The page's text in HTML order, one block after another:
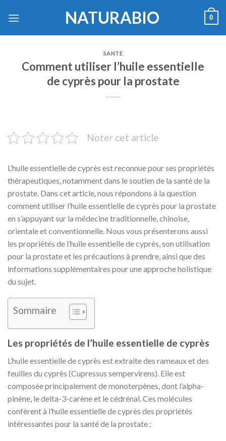
NATURABIO 0
SANTE
Comment utiliser l’huile essentielle
de cyprès pour la prostate
Noter cet article
L’huile essentielle de cyprès est reconnue pour ses propriétés
thérapeutiques, notamment dans le soutien de la santé de la
prostate. Dans cet article, nous répondons à la question
comment utiliser l’huile essentielle de cyprès pour la prostate
en s’appuyant sur la médecine traditionnelle, chinoise,
orientale et conventionnelle. Nous vous présenterons aussi
les propriétés de l’huile essentielle de cyprès, son utilisation
pour la prostate et les précautions à prendre, ainsi que des
informations supplémentaires pour une approche holistique
du sujet.
Sommaire
Les propriétés de l’huile essentielle de cyprès
L’huile essentielle de cyprès est extraite des rameaux et des
feuilles du cyprès (Cupressus sempervirens). Elle est
composée principalement de monoterpènes, dont l’alpha-
pinène, le delta-3-carène et le cédrénal. Ces molécules
confèrent à l’huile essentielle de cyprès des propriétés
intéressantes pour la santé de la prostate :